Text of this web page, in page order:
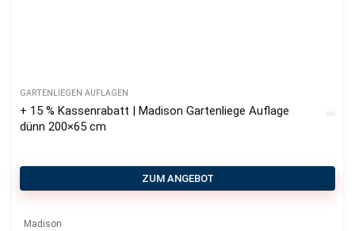
GARTENLIEGEN AUFLAGEN
+ 15 % Kassenrabatt | Madison Gartenliege Auflage
dünn 200×65 cm
ZUM ANGEBOT
Madison